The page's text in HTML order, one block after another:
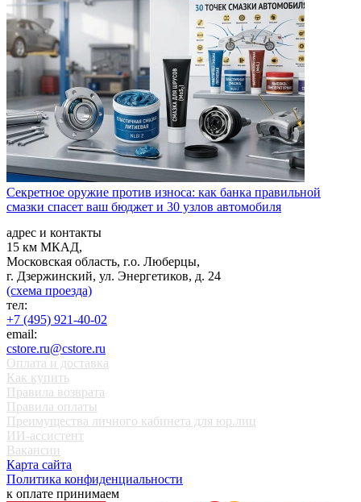
Секретное оружие против износа: как банка правильной
смазки спасет ваш бюджет и 30 узлов автомобиля
адрес и контакты
15 км МКАД,
Московская область, г.о. Люберцы,
г. Дзержинский, ул. Энергетиков, д. 24
(схема проезда)
тел:
+7 (495) 921-40-02
email:
cstore.ru@cstore.ru
Оплата и доставка
Как купить
Правила возврата
Правила оплаты
Преимущества личного кабинета для юр.лиц
ИИ-ассистент
Вакансии
Карта сайта
Политика конфиденциальности
к оплате принимаем